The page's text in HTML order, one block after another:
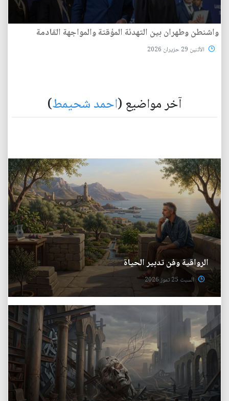
واشنطن وطهران بين التهدئة المؤقتة والمواجهة القادمة
الأثنين 29 حزيران 2026
آخر مواضيع (احمد شحيمط)
الرواقية وفن تدبير الحياة
السبت 25 تموز 2026